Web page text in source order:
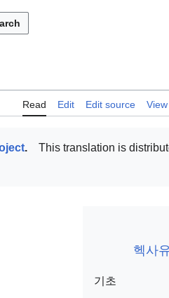
Read Edit Edit source
.
This translation is
헥사
기초